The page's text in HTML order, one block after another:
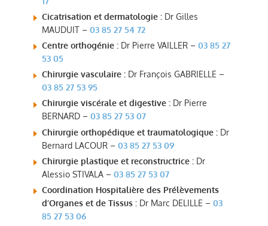
Cicatrisation et dermatologie :Dr Gilles
MAUDUIT – 03 85 27 54 72
Centre orthogénie :Dr Pierre VAILLER – 03 85 27
53 05
Chirurgie vasculaire :Dr François GABRIELLE –
03 85 27 53 95
Chirurgie viscérale et digestive :Dr Pierre
BERNARD – 03 85 27 53 07
Chirurgie orthopédique et traumatologique :Dr
Bernard LACOUR – 03 85 27 53 09
Chirurgie plastique et reconstructrice :Dr
Alessio STIVALA – 03 85 27 53 07
Coordination Hospitalière des Prélèvements
d’Organes et de Tissus :Dr Marc DELILLE – 03
85 27 53 06